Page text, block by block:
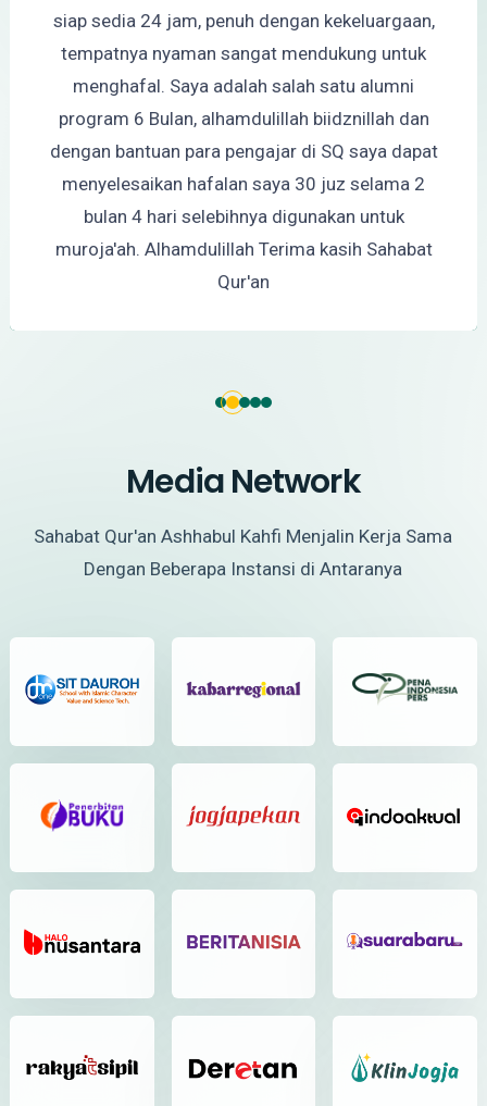
siap sedia 24 jam, penuh dengan kekeluargaan,
tempatnya nyaman sangat mendukung untuk
menghafal. Saya adalah salah satu alumni
program 6 Bulan, alhamdulillah biidznillah dan
dengan bantuan para pengajar di SQ saya dapat
menyelesaikan hafalan saya 30 juz selama 2
bulan 4 hari selebihnya digunakan untuk
muroja'ah. Alhamdulillah Terima kasih Sahabat
Qur'an
Media Network
Sahabat Qur'an Ashhabul Kahfi Menjalin Kerja Sama
Dengan Beberapa Instansi di Antaranya